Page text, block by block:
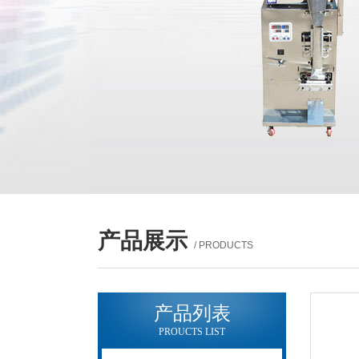
产品展示 / PRODUCTS
产品列表
PROUCTS LIST